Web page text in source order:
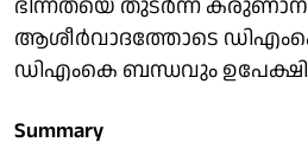
ഭിന്നതയെ തുടർന്ന്
ആശീർവാദത്തോടെ
ഡിഎംകെ ബന്ധവും
Summary